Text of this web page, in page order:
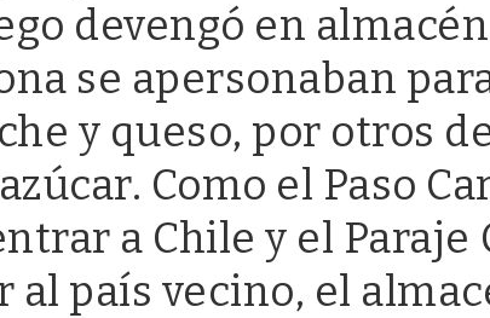
devengó en
se apersonaban
y queso, por otros
Como el Paso
a Chile y el
al país vecino, el